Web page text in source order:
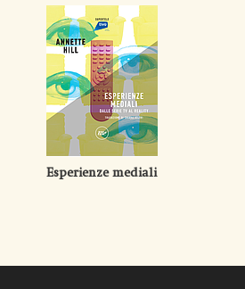
Esperienze mediali